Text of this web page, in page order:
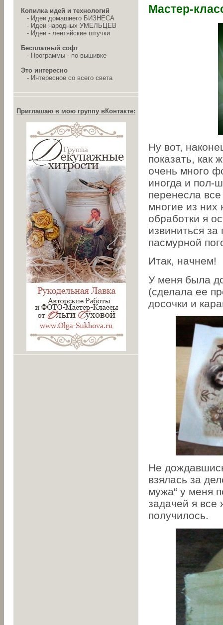
Копилка идей и технологий
- Идеи домашнего БИЗНЕСА
- Идеи народных УМЕЛЬЦЕВ
- Идеи - лентяйские штучки
Бесплатный софт
- Программы - по вышивке
Это интересно
- Интересное со всего света
Приглашаю в мою группу вКонтакте:
Мастер-
Ну вот,
показать, как
очень много
иногда и пол-
перенесла
многие из
обработки я
извиниться
пасмурной
Итак, начнем!
У меня была
(сделала ее
досочки и
Не
взялась за
мужа“ у меня
задачей я все
получилось.